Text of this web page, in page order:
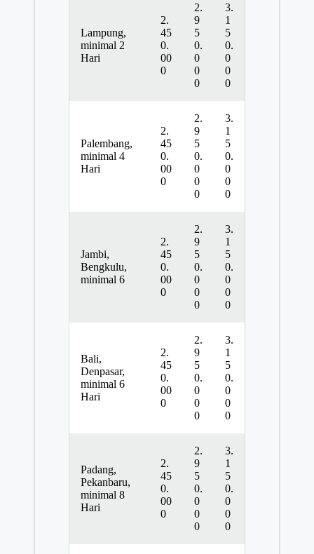
Lampung,
minimal 2
Hari
2.
45
0.
00
0
2.
9
5
0.
0
0
0
3.
1
5
0.
0
0
0
Palembang,
minimal 4
Hari
2.
45
0.
00
0
2.
9
5
0.
0
0
0
3.
1
5
0.
0
0
0
Jambi,
Bengkulu,
minimal 6
2.
45
0.
00
0
2.
9
5
0.
0
0
0
3.
1
5
0.
0
0
0
Bali,
Denpasar,
minimal 6
Hari
2.
45
0.
00
0
2.
9
5
0.
0
0
0
3.
1
5
0.
0
0
0
Padang,
Pekanbaru,
minimal 8
Hari
2.
45
0.
00
0
2.
9
5
0.
0
0
0
3.
1
5
0.
0
0
0